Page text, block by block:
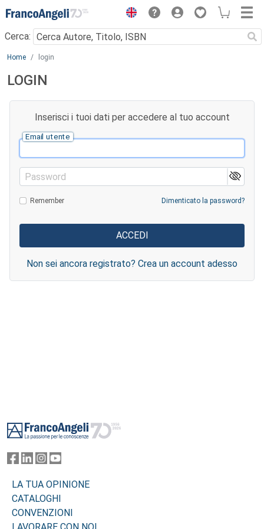
Menu
Cerca:
Main content
Home login
LOGIN
Inserisci i tuoi dati per accedere al tuo account
Email utente
Password
Remember Dimenticato la password?
Non sei ancora registrato? Crea un account adesso
LA TUA OPINIONE
CATALOGHI
CONVENZIONI